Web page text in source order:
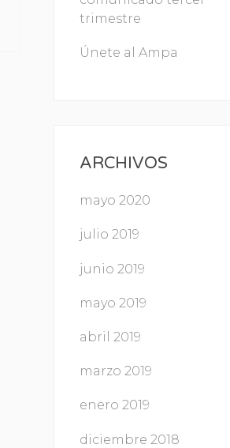
trimestre
Únete al Ampa
ARCHIVOS
mayo 2020
julio 2019
junio 2019
mayo 2019
abril 2019
marzo 2019
enero 2019
diciembre 2018